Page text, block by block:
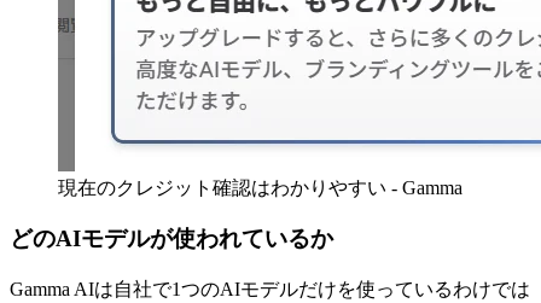
現在のクレジット確認はわかりやすい - Gamma
どのAIモデルが使われているか
Gamma AIは自社で1つのAIモデルだけを使っているわけでは